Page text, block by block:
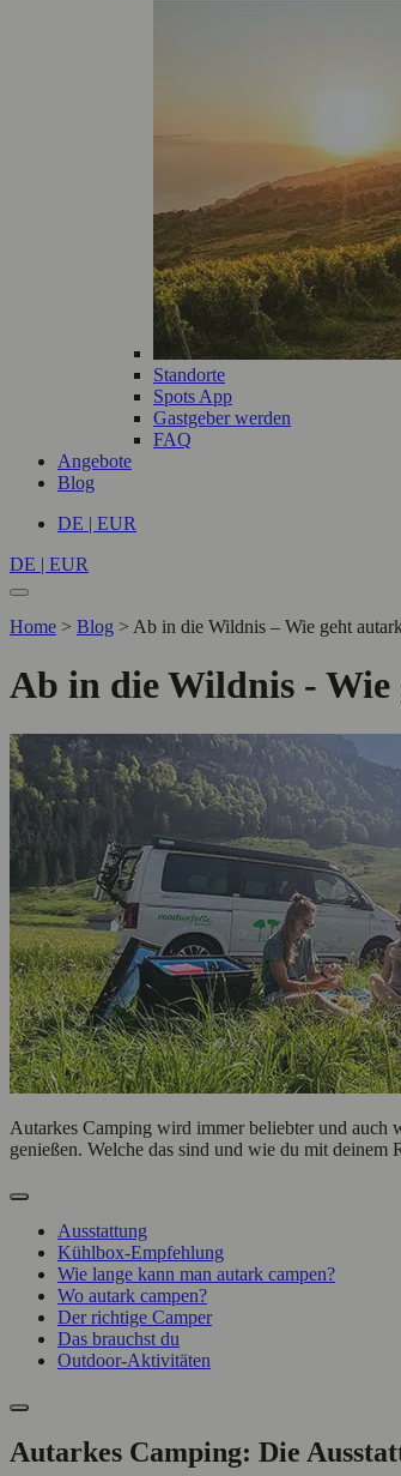
Standorte
Spots App
Gastgeber werden
FAQ
Angebote
Blog
DE | EUR
DE | EUR
Home > Blog > Ab in die Wildnis – Wie geht
Ab in die Wildnis - Wie
Autarkes Camping wird immer beliebter und auch
genießen. Welche das sind und wie du mit deinem
Ausstattung
Kühlbox-Empfehlung
Wie lange kann man autark campen?
Wo autark campen?
Der richtige Camper
Das brauchst du
Outdoor-Aktivitäten
Autarkes Camping: Die